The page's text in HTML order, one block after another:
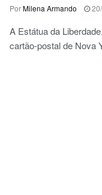
PorMilena Armando
A Estátua da
cartão-postal de Nova